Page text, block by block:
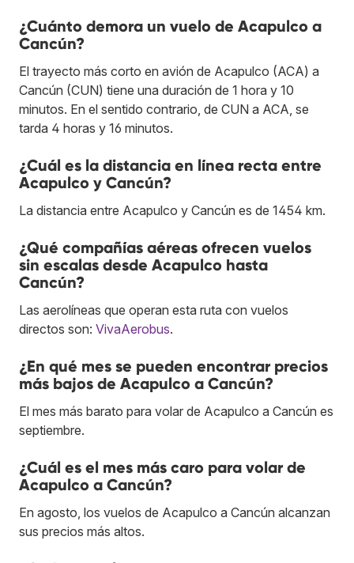
¿Cuánto demora un vuelo de Acapulco a
Cancún?
El trayecto más corto en avión de Acapulco (ACA) a
Cancún (CUN) tiene una duración de 1 hora y 10
minutos. En el sentido contrario, de CUN a ACA, se
tarda 4 horas y 16 minutos.
¿Cuál es la distancia en línea recta entre
Acapulco y Cancún?
La distancia entre Acapulco y Cancún es de 1454 km.
¿Qué compañías aéreas ofrecen vuelos
sin escalas desde Acapulco hasta
Cancún?
Las aerolíneas que operan esta ruta con vuelos
directos son: VivaAerobus.
¿En qué mes se pueden encontrar precios
más bajos de Acapulco a Cancún?
El mes más barato para volar de Acapulco a Cancún es
septiembre.
¿Cuál es el mes más caro para volar de
Acapulco a Cancún?
En agosto, los vuelos de Acapulco a Cancún alcanzan
sus precios más altos.